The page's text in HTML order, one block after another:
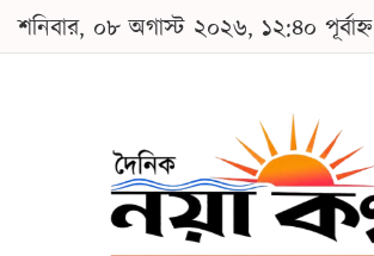
শনিবার, ০৮ অগাস্ট ২০২৬, ১২:৪০ পূর্বাহ্ন